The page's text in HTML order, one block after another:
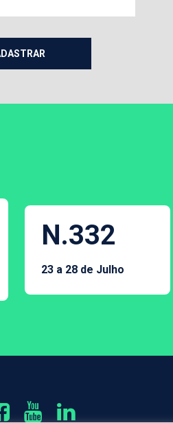
N.332
23 a 28 de Julho